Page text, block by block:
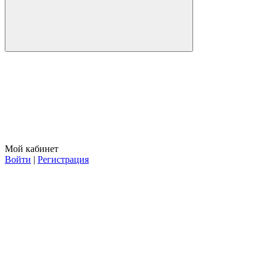
Мой кабинет
Войти | Регистрация